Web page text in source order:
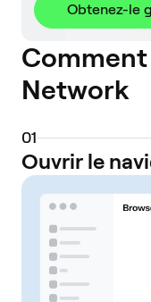
Obtenez-le
Comment
Network
01
Ouvrir le